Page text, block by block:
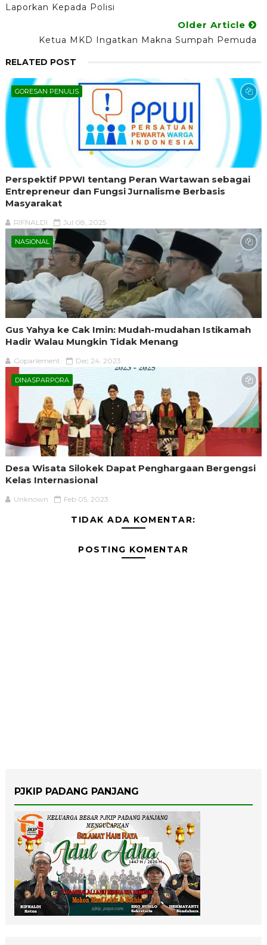
Laporkan Kepada Polisi
Older Article
Ketua MKD Ingatkan Makna Sumpah Pemuda
RELATED POST
GORESAN PENULIS
Perspektif PPWI tentang Peran Wartawan sebagai
Entrepreneur dan Fungsi Jurnalisme Berbasis
Masyarakat
RIFNALDI Jul 08, 2025
NASIONAL
Gus Yahya ke Cak Imin: Mudah-mudahan Istikamah
Hadir Walau Mungkin Tidak Menang
Goparlement Dec 24, 2023
DINASPARPORA
Desa Wisata Silokek Dapat Penghargaan Bergengsi
Kelas Internasional
Unknown Feb 05, 2023
TIDAK ADA KOMENTAR:
POSTING KOMENTAR
PJKIP PADANG PANJANG